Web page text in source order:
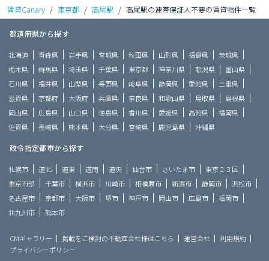
賃貸Canary / 東京都 / 高尾駅 / 高尾駅の連帯保証人不要の賃貸物件一覧
都道府県から探す
北海道 青森県 岩手県 宮城県 秋田県 山形県 福島県
茨城県
栃木県
群馬県 埼玉県 千葉県 東京都 神奈川県 新潟県
富山県
石川県
福井県 山梨県 長野県 岐阜県 静岡県 愛知県
三重県
滋賀県
京都府 大阪府 兵庫県 奈良県 和歌山県 鳥取県
島根県
岡山県
広島県 山口県 徳島県 香川県 愛媛県 高知県
福岡県
佐賀県
長崎県 熊本県 大分県 宮崎県 鹿児島県 沖縄県
政令指定都市から探す
札幌市 道北 道東 道南 道央 仙台市 さいたま市
東京２３区
東京市部
千葉市 横浜市 川崎市 相模原市 新潟市 静岡市
浜松市
名古屋市
京都市 大阪市 堺市 神戸市 岡山市 広島市
福岡市
北九州市
熊本市
CMギャラリー 掲載をご検討の不動産会社様はこちら 運営会社
利用規約
プライバシーポリシー